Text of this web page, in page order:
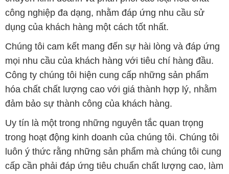
công nghiệp đa dạng, nhằm đáp ứng nhu cầu sử
dụng của khách hàng một cách tốt nhất.
Chúng tôi cam kết mang đến sự hài lòng và đáp ứng
mọi nhu cầu của khách hàng với tiêu chí hàng đầu.
Công ty chúng tôi hiện cung cấp những sản phẩm
hóa chất chất lượng cao với giá thành hợp lý, nhằm
đảm bảo sự thành công của khách hàng.
Uy tín là một trong những nguyên tắc quan trọng
trong hoạt động kinh doanh của chúng tôi. Chúng tôi
luôn ý thức rằng những sản phẩm mà chúng tôi cung
cấp cần phải đáp ứng tiêu chuẩn chất lượng cao, làm